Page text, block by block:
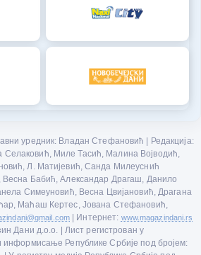
уредник: Владан Стефановић | Редакција:
Миле Тасић, Малина Војводић,
Л. Матијевић, Санда Милеуснић
Бабић, Александар Драгаш, Данило
Симеуновић, Весна Цвијановић, Драгана
Маћаш Кертес, Јована Стефановић,
| Интернет: www.magazindani.rs
Дани д.о.о. | Лист регистрован у
информисање Републике Србије под бројем: